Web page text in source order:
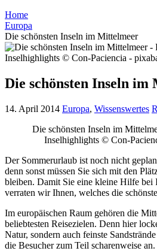
Home
Europa
Die schönsten Inseln im Mittelmeer
Die schönsten Inseln
14. April 2014 Europa, Wissenswertes
Die schönsten Inseln im
Inselhighlights © Con-
Der Sommerurlaub ist noch nicht
denn sonst müssen Sie sich mit den
bleiben. Damit Sie eine kleine Hilfe bei
verraten wir Ihnen, welches die
Im europäischen Raum gehören die
beliebtesten Reisezielen. Denn hier
Natur, sondern auch feinste
die Besucher zum Teil scharenweise an.